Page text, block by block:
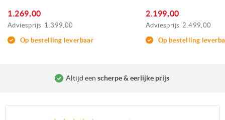
1.269,00
Adviesprijs 1.399,00
Op bestelling leverbaar
2.199,00
Adviesprijs 2.499,00
Op bestelling
Altijd een scherpe & eerlijke prijs